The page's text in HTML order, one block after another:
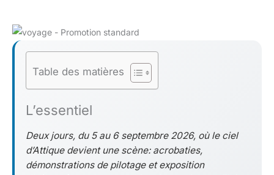
Table des matières
L’essentiel
Deux jours, du 5 au 6 septembre 2026, où le ciel
d’Attique devient une scène: acrobaties,
démonstrations de pilotage et exposition